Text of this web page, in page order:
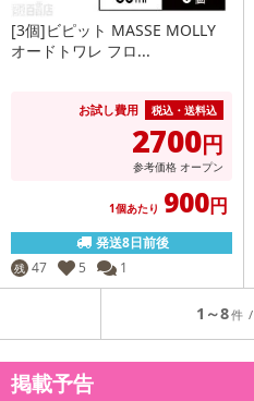
[3個]ビピット MASSE MOLLY
オードトワレ フロ...
お試し費用 税込・送料込
2700円
参考価格 オープン
1個あたり 900円
発送8日前後
残 47 5 1
1～8
掲載予告